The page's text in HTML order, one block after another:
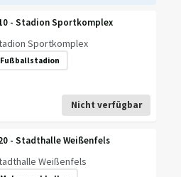
- Stadion Sportkomplex
Sportkomplex
Fußballstadion
Nicht verfügbar
- Stadthalle Weißenfels
Weißenfels